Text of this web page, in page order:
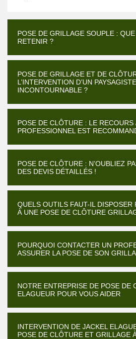
POSE DE GRILLAGE SOUPLE : QUE
RETENIR ?
POSE DE GRILLAGE ET DE
L’INTERVENTION D’UN
INCONTOURNABLE ?
POSE DE CLÔTURE : LE RECOURS
PROFESSIONNEL EST
POSE DE CLÔTURE : N’OUBLIEZ
DES DEVIS DÉTAILLÉS !
QUELS OUTILS FAUT-IL DISPOSER
À UNE POSE DE CLÔTURE
POURQUOI CONTACTER UN
ASSURER LA POSE DE SON
NOTRE ENTREPRISE DE POSE DE
ELAGUEUR POUR VOUS AIDER
INTERVENTION DE JACKEL
POSE DE CLÔTURE ET GRILLAGE